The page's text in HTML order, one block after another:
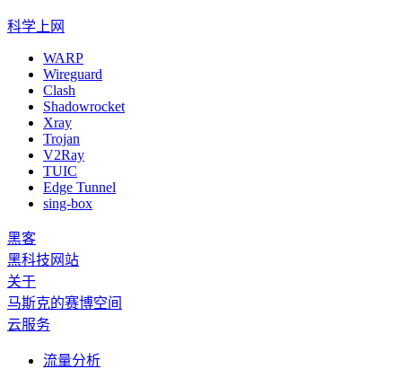
科学上网
WARP
Wireguard
Clash
Shadowrocket
Xray
Trojan
V2Ray
TUIC
Edge Tunnel
sing-box
黑客
黑科技网站
关于
马斯克的赛博空间
云服务
流量分析